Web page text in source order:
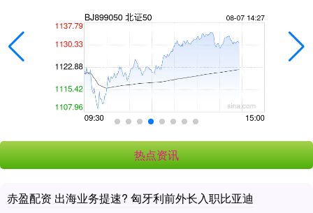
热点资讯
赤盈配资 出海业务提速? 匈牙利前外长入职比亚迪